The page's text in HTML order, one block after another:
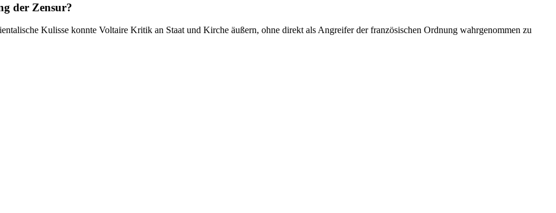
der Zensur?
Kulisse konnte Voltaire Kritik an Staat und Kirche äußern, ohne direkt als Angreifer der französischen Ordnung wahrgenommen zu